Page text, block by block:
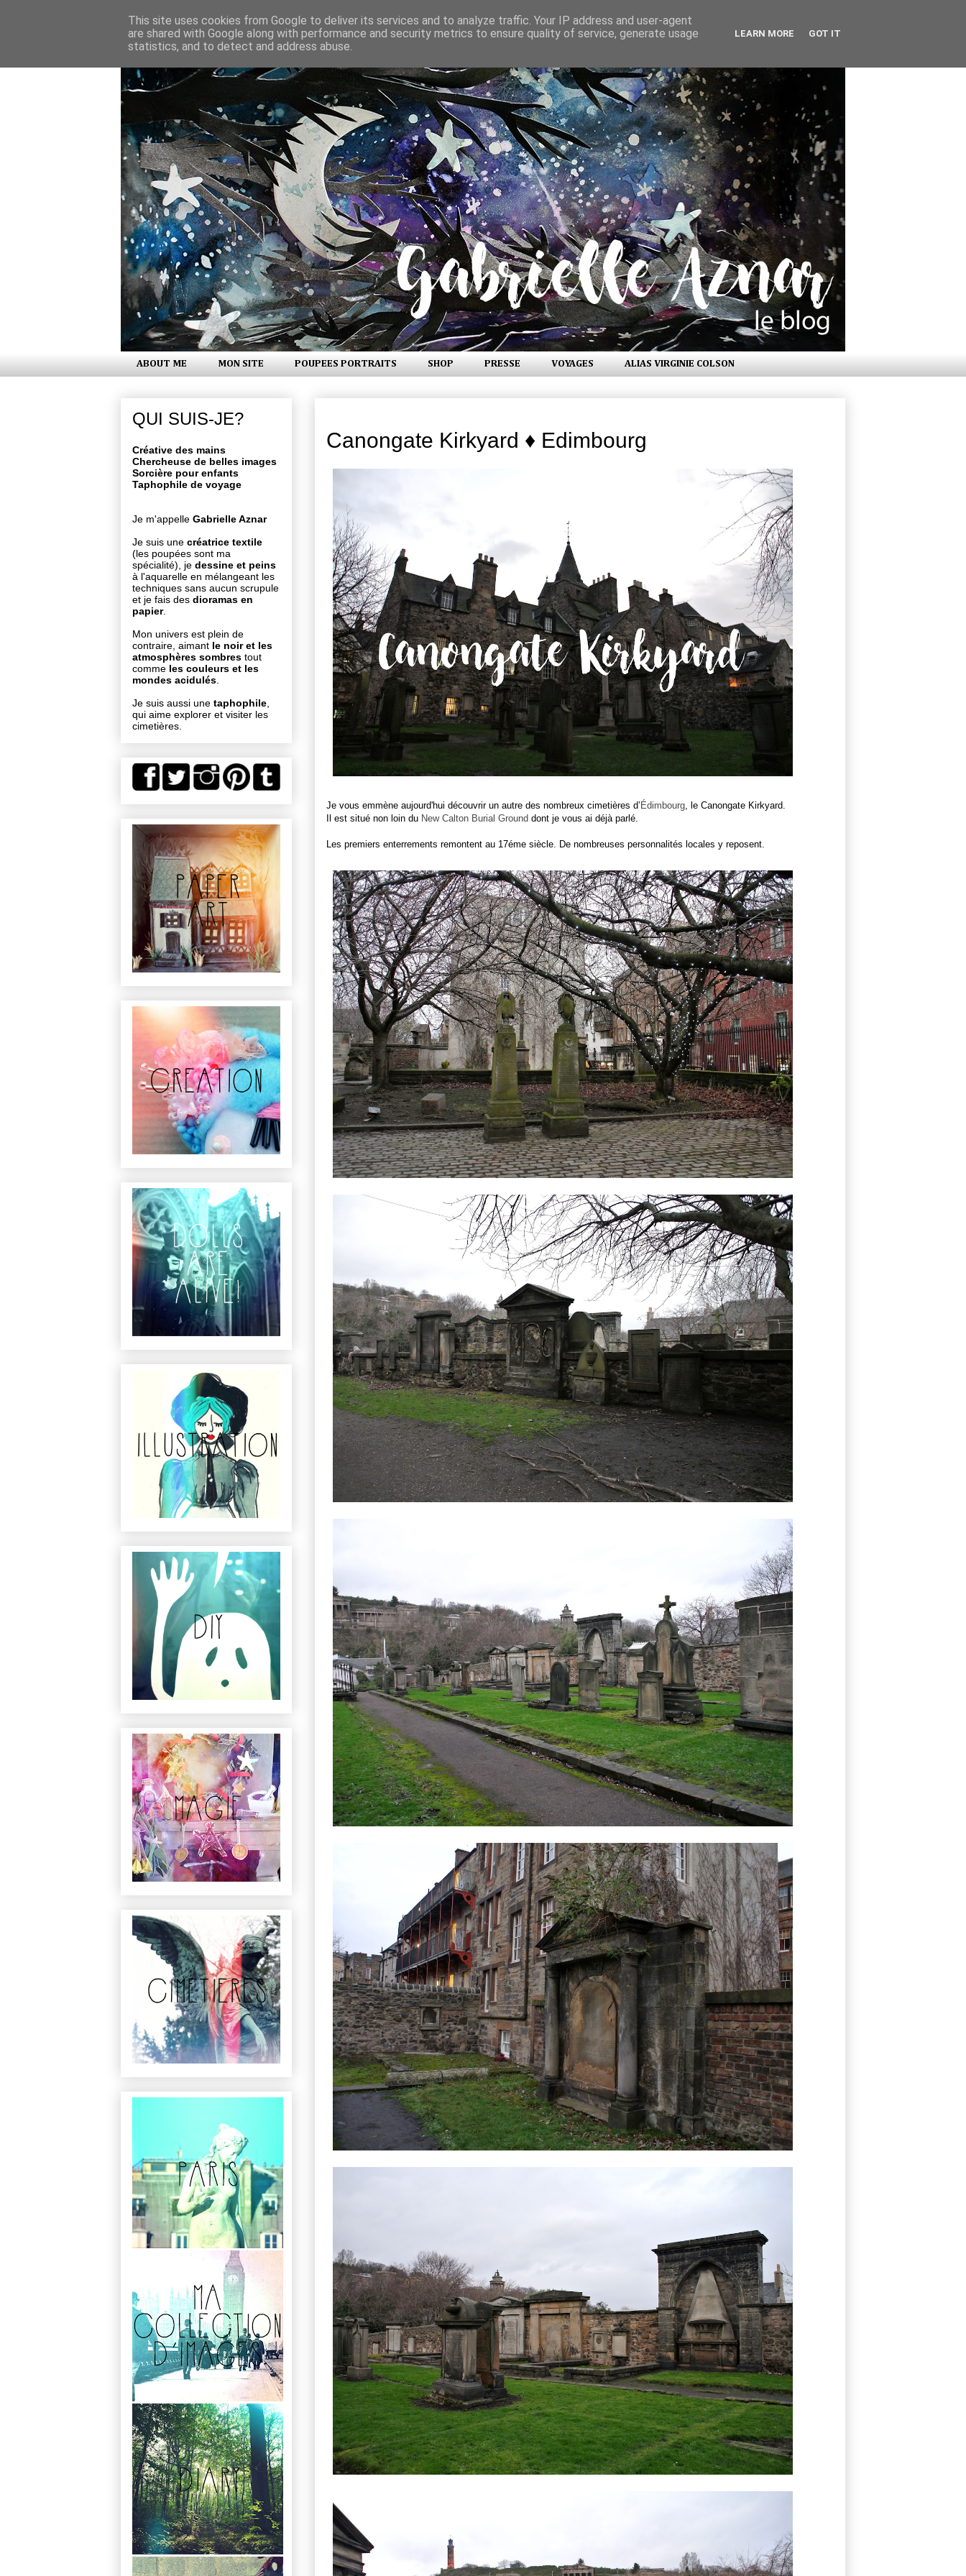
ABOUT ME MON SITE POUPEES PORTRAITS SHOP PRESSE VOYAGES ALIAS VIRGINIE COLSON
Canongate Kirkyard ♦ Edimbourg
Je vous emmène aujourd'hui découvrir un autre des nombreux cimetières d’ Édimbourg , le Canongate Kirkyard.
Il est situé non loin du New Calton Burial Ground dont je vous ai déjà parlé.
Les premiers enterrements remontent au 17éme siècle. De nombreuses personnalités locales y reposent.
QUI SUIS-JE?
Créative des mains
Chercheuse de belles images
Sorcière pour enfants
Taphophile de voyage
Je m'appelle Gabrielle Aznar
Je suis une créatrice textile
(les poupées sont ma
spécialité), je dessine et peins
à l'aquarelle en mélangeant les
techniques sans aucun scrupule
et je fais des dioramas en
papier.
Mon univers est plein de
contraire, aimant le noir et les
atmosphères sombres tout
comme les couleurs et les
mondes acidulés
Je suis aussi une taphophile
qui aime explorer et visiter les
cimetières.
This site uses cookies from Google to deliver its services and to analyze traffic. Your IP address and user-agent
are shared with Google along with performance and security metrics to ensure quality of service, generate usage
statistics, and to detect and address abuse.
LEARN MORE GOT IT